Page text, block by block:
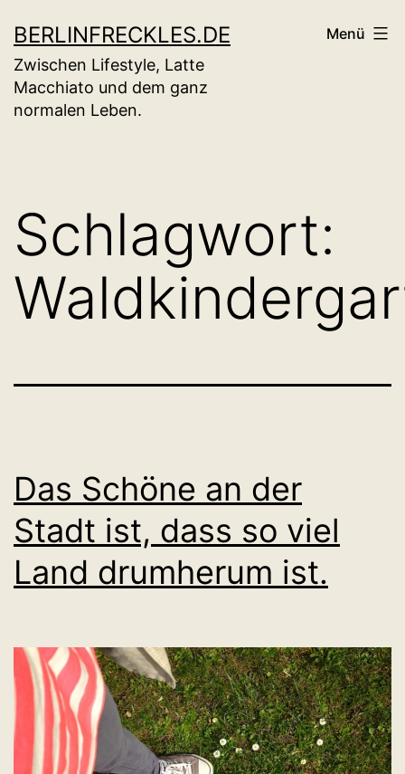
Inhalt
springen
BERLINFRECKLES.DE
Zwischen Lifestyle, Latte
Macchiato und dem ganz
normalen Leben.
Menü
Schlagwort:
Das Schöne an der
Stadt ist, dass so viel
Land drumherum ist.